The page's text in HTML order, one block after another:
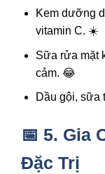
Kem dưỡng
vitamin C. ☀️
Sữa rửa mặt
cảm. 😂
Dầu gội, sữa
📅 5. Gia
Đặc Trị